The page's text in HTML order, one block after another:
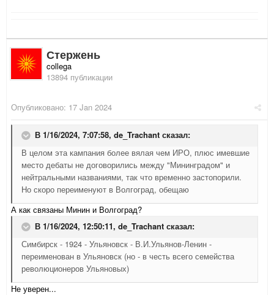
Стержень
collega
13894 публикации
Опубликовано: 17 Jan 2024
В 1/16/2024, 7:07:58, de_Trachant сказал:
В целом эта кампания более вялая чем ИРО, плюс имевшие
место дебаты не договорились между "Мининградом" и
нейтральными названиями, так что временно застопорили.
Но скоро переименуют в Волгоград, обещаю
А как связаны Минин и Волгоград?
В 1/16/2024, 12:50:11, de_Trachant сказал:
Симбирск - 1924 - Ульяновск - В.И.Ульянов-Ленин -
переименован в Ульяновск (но - в честь всего семейства
революционеров Ульяновых)
Не уверен...